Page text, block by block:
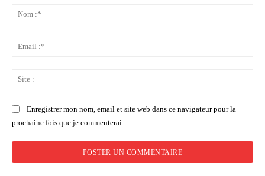
Enregistrer mon nom, email et site web dans ce navigateur pour la
prochaine fois que je commenterai.